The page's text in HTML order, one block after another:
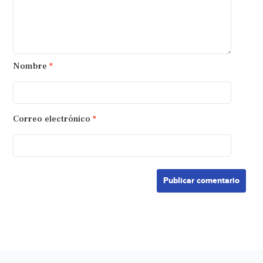
Nombre *
Correo electrónico *